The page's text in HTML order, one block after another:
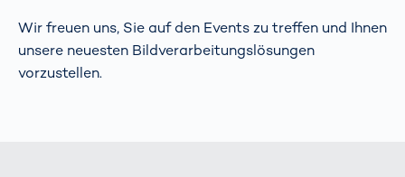
Wir freuen uns, Sie auf den Events zu treffen und Ihnen
unsere neuesten Bildverarbeitungslösungen
vorzustellen.